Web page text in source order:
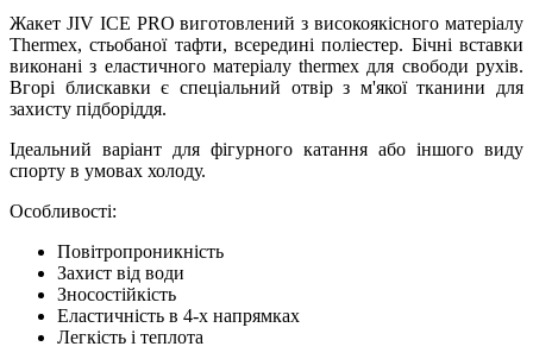
Жакет JIV ICE PRO виготовлений з високоякісного матеріалу
Thermex, стьобаної тафти, всередині поліестер. Бічні вставки
виконані з еластичного матеріалу thermex для свободи рухів.
Вгорі блискавки є спеціальний отвір з м'якої тканини для
захисту підборіддя.
Ідеальний варіант для фігурного катання або іншого виду
спорту в умовах холоду.
Особливості:
Повітропроникність
Захист від води
Зносостійкість
Еластичність в 4-х напрямках
Легкість і теплота